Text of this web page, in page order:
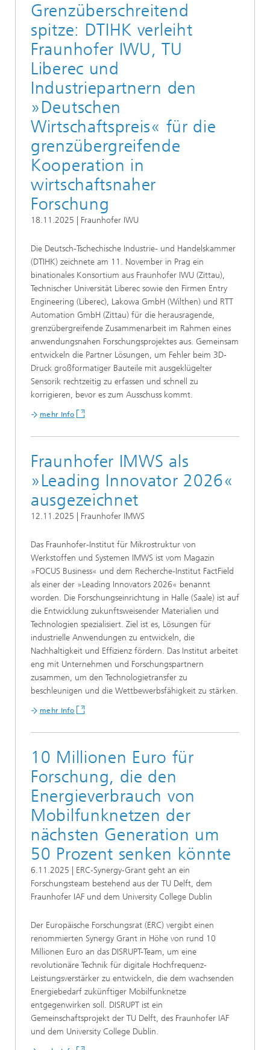
Grenzüberschreitend
spitze: DTIHK verleiht
Fraunhofer IWU, TU
Liberec und
Industriepartnern den
»Deutschen
Wirtschaftspreis« für die
grenzübergreifende
Kooperation in
wirtschaftsnaher
Forschung
18.11.2025 | Fraunhofer IWU
Die Deutsch-Tschechische Industrie- und Handelskammer
(DTIHK) zeichnete am 11. November in Prag ein
binationales Konsortium aus Fraunhofer IWU (Zittau),
Technischer Universität Liberec sowie den Firmen Entry
Engineering (Liberec), Lakowa GmbH (Wilthen) und RTT
Automation GmbH (Zittau) für die herausragende,
grenzübergreifende Zusammenarbeit im Rahmen eines
anwendungsnahen Forschungsprojektes aus. Gemeinsam
entwickeln die Partner Lösungen, um Fehler beim 3D-
Druck großformatiger Bauteile mit ausgeklügelter
Sensorik rechtzeitig zu erfassen und schnell zu
korrigieren, bevor es zum Ausschuss kommt.
mehr Info
Fraunhofer IMWS als
»Leading Innovator 2026«
ausgezeichnet
12.11.2025 | Fraunhofer IMWS
Das Fraunhofer-Institut für Mikrostruktur von
Werkstoffen und Systemen IMWS ist vom Magazin
»FOCUS Business« und dem Recherche-Institut FactField
als einer der »Leading Innovators 2026« benannt
worden. Die Forschungseinrichtung in Halle (Saale) ist auf
die Entwicklung zukunftsweisender Materialien und
Technologien spezialisiert. Ziel ist es, Lösungen für
industrielle Anwendungen zu entwickeln, die
Nachhaltigkeit und Effizienz fördern. Das Institut arbeitet
eng mit Unternehmen und Forschungspartnern
zusammen, um den Technologietransfer zu
beschleunigen und die Wettbewerbsfähigkeit zu stärken.
mehr Info
10 Millionen Euro für
Forschung, die den
Energieverbrauch von
Mobilfunknetzen der
nächsten Generation um
50 Prozent senken könnte
6.11.2025 | ERC-Synergy-Grant geht an ein
Forschungsteam bestehend aus der TU Delft, dem
Fraunhofer IAF und dem University College Dublin
Der Europäische Forschungsrat (ERC) vergibt einen
renommierten Synergy Grant in Höhe von rund 10
Millionen Euro an das DISRUPT-Team, um eine
revolutionäre Technik für digitale Hochfrequenz-
Leistungsverstärker zu entwickeln, die dem wachsenden
Energiebedarf zukünftiger Mobilfunknetze
entgegenwirken soll. DISRUPT ist ein
Gemeinschaftsprojekt der TU Delft, des Fraunhofer IAF
und dem University College Dublin.